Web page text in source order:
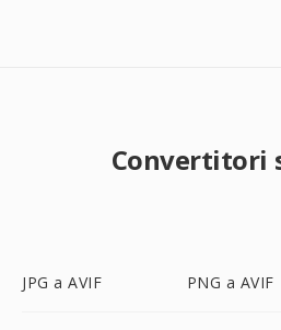
Convertitori
JPG a AVIF PNG a AVIF